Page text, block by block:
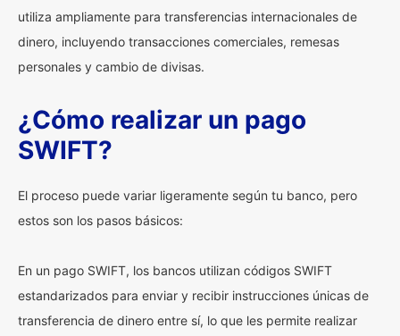
utiliza ampliamente para transferencias internacionales de
dinero, incluyendo transacciones comerciales, remesas
personales y cambio de divisas.
¿Cómo realizar un pago
SWIFT?
El proceso puede variar ligeramente según tu banco, pero
estos son los pasos básicos:
En un pago SWIFT, los bancos utilizan códigos SWIFT
estandarizados para enviar y recibir instrucciones únicas de
transferencia de dinero entre sí, lo que les permite realizar